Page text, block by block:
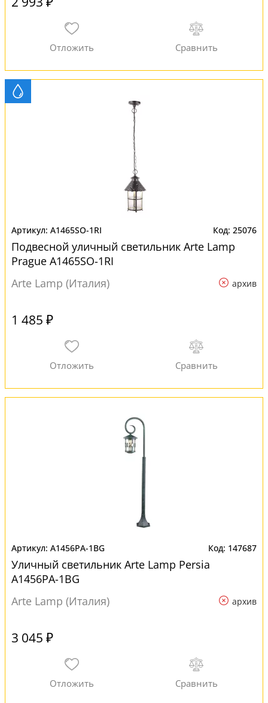
A1465SO-1RI 25076
Подвесной уличный светильник Arte Lamp
Prague A1465SO-1RI
Arte Lamp (Италия)
архив
1 485 ₽
A1456PA-1BG 147687
Уличный светильник Arte Lamp Persia
A1456PA-1BG
Arte Lamp (Италия)
архив
3 045 ₽